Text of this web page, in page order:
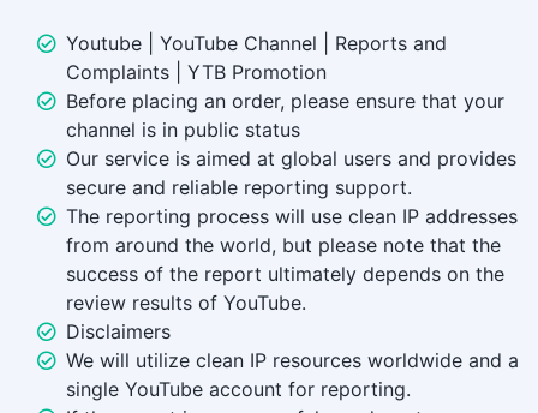
Youtube | YouTube Channel | Reports and
Complaints | YTB Promotion
Before placing an order, please ensure that your
channel is in public status
Our service is aimed at global users and provides
secure and reliable reporting support.
The reporting process will use clean IP addresses
from around the world, but please note that the
success of the report ultimately depends on the
review results of YouTube.
Disclaimers
We will utilize clean IP resources worldwide and a
single YouTube account for reporting.